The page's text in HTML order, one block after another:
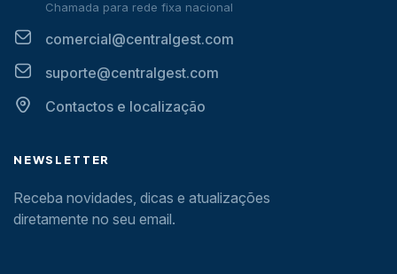
Chamada para rede fixa nacional
comercial@centralgest.com
suporte@centralgest.com
Contactos e localização
NEWSLETTER
Receba novidades, dicas e atualizações
diretamente no seu email.